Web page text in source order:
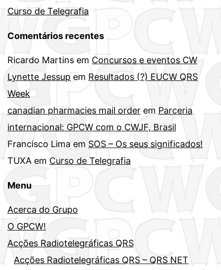
Curso de Telegrafia
Comentários recentes
Ricardo Martins em Concursos e eventos CW
Lynette Jessup em Resultados (?) EUCW QRS
Week
canadian pharmacies mail order em Parceria
internacional: GPCW com o CWJF, Brasil
Francisco Lima em SOS – Os seus significados!
TUXA em Curso de Telegrafia
Menu
Acerca do Grupo
O GPCW!
Acções Radiotelegráficas QRS
Acções Radiotelegráficas QRS – QRS NET